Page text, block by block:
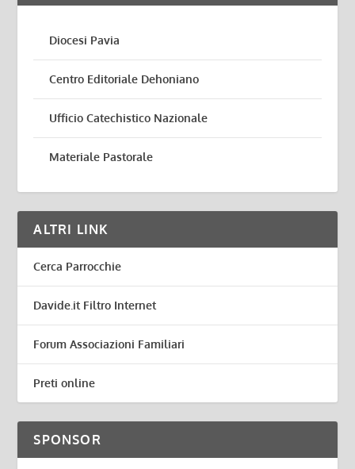
Diocesi Pavia
Centro Editoriale Dehoniano
Ufficio Catechistico Nazionale
Materiale Pastorale
ALTRI LINK
Cerca Parrocchie
Davide.it Filtro Internet
Forum Associazioni Familiari
Preti online
SPONSOR